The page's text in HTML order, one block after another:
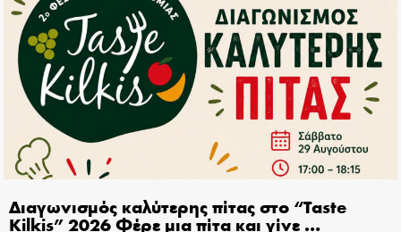
Διαγωνισμός καλύτερης πίτας στο “Taste
Kilkis” 2026 Φέρε μια πίτα και γίνε …